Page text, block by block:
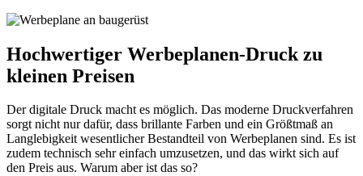
Hochwertiger Werbeplanen-Druck zu
kleinen Preisen
Der digitale Druck macht es möglich. Das moderne Druckverfahren
sorgt nicht nur dafür, dass brillante Farben und ein Größtmaß an
Langlebigkeit wesentlicher Bestandteil von Werbeplanen sind. Es ist
zudem technisch sehr einfach umzusetzen, und das wirkt sich auf
den Preis aus. Warum aber ist das so?